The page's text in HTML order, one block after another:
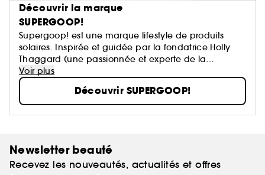
Découvrir la marque
SUPERGOOP!
Supergoop! est une marque lifestyle de produits
solaires. Inspirée et guidée par la fondatrice Holly
Thaggard (une passionnée et experte de la
protection solaire), notre équipe consacre toute son
énergie à développer des produits avec une
protection solaire.
Voir plus
Découvrir SUPERGOOP!
Newsletter beauté
Recevez les nouveautés, actualités et offres